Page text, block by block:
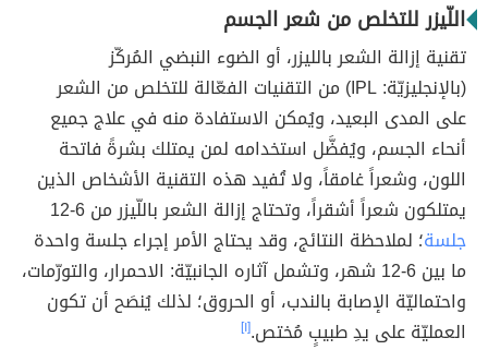
اللّيزر للتخلص من شعر الجسم
تقنية إزالة الشعر بالليزر، أو الضوء النبضي المُركّز
(بالإنجليزيّة: IPL) من التقنيات الفعّالة للتخلص من الشعر
على المدى البعيد، ويُمكن الاستفادة منه في علاج جميع
أنحاء الجسم، ويُفضَّل استخدامه لمن يمتلك بشرةً فاتحة
اللون، وشعراً غامقاً، ولا تُفيد هذه التقنية الأشخاص الذين
يمتلكون شعراً أشقراً، وتحتاج إزالة الشعر باللّيزر من 6-12
جلسة؛ لملاحظة النتائج، وقد يحتاج الأمر إجراء جلسة واحدة
ما بين 6-12 شهر، وتشمل آثاره الجانبيّة: الاحمرار، والتورّمات،
واحتماليّة الإصابة بالندب، أو الحروق؛ لذلك يُنصَح أن تكون
العمليّة على يدِ طبيبٍ مُختص.[١]